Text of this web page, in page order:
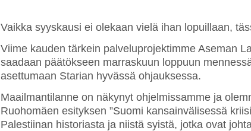
Vaikka syyskausi ei olekaan vielä ihan lopuillaan,
Viime kauden tärkein palveluprojektimme Aseman
saadaan päätökseen marraskuun loppuun
asettumaan Starian hyvässä ohjauksessa.
Maailmantilanne on näkynyt ohjelmissamme ja
Ruohomäen esityksen ”Suomi kansainvälisessä
Palestiinan historiasta ja niistä syistä, jotka ovat